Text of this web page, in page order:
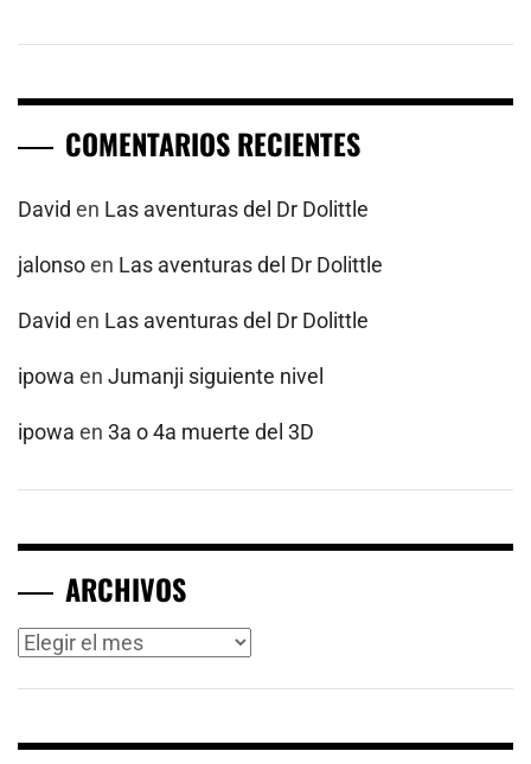
COMENTARIOS RECIENTES
David en Las aventuras del Dr Dolittle
jalonsoen Las aventuras del Dr Dolittle
David en Las aventuras del Dr Dolittle
ipowa en Jumanji siguiente nivel
ipowa en 3a o 4a muerte del 3D
ARCHIVOS
Archivos